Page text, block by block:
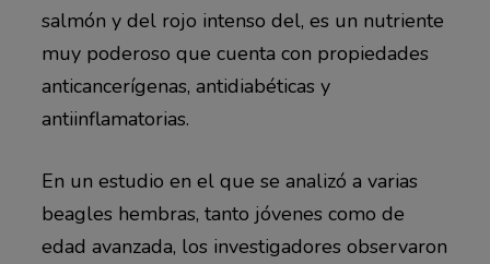
salmón y del rojo intenso del, es un nutriente
muy poderoso que cuenta con propiedades
anticancerígenas, antidiabéticas y
antiinflamatorias.
En un estudio en el que se analizó a varias
beagles hembras, tanto jóvenes como de
edad avanzada, los investigadores observaron